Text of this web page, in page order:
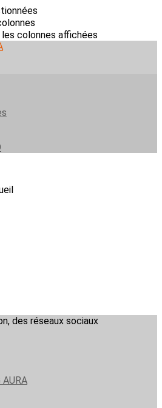
colonnes affichées
des réseaux sociaux